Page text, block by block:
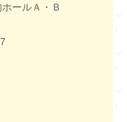
ールＡ・Ｂ